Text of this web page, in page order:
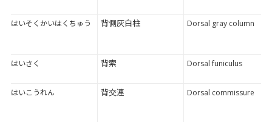
はいそくかいはくちゅう 背側灰白柱 Dorsal gray column
はいさく 背索 Dorsal funiculus
はいこうれん 背交連 Dorsal commissure